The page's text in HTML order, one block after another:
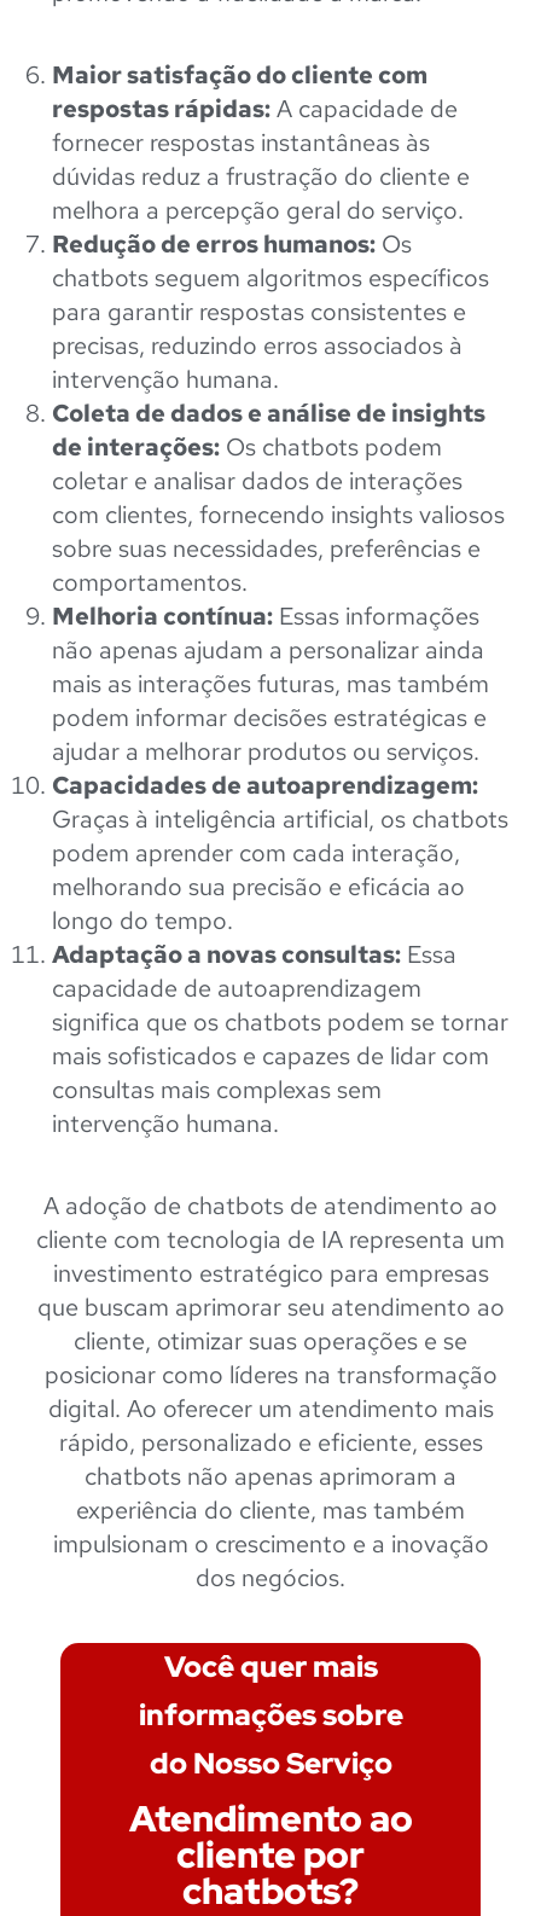
Maior satisfação do cliente com
respostas rápidas:A capacidade de
fornecer respostas instantâneas às
dúvidas reduz a frustração do cliente e
melhora a percepção geral do serviço.
Redução de erros humanos: Os
chatbots seguem algoritmos específicos
para garantir respostas consistentes e
precisas, reduzindo erros associados à
intervenção humana.
Coleta de dados e análise de insights
de interações: Os chatbots podem
coletar e analisar dados de interações
com clientes, fornecendo insights valiosos
sobre suas necessidades, preferências e
comportamentos.
Melhoria contínua: Essas informações
não apenas ajudam a personalizar ainda
mais as interações futuras, mas também
podem informar decisões estratégicas e
ajudar a melhorar produtos ou serviços.
Capacidades de autoaprendizagem:
Graças à inteligência artificial, os chatbots
podem aprender com cada interação,
melhorando sua precisão e eficácia ao
longo do tempo.
Adaptação a novas consultas: Essa
capacidade de autoaprendizagem
significa que os chatbots podem se tornar
mais sofisticados e capazes de lidar com
consultas mais complexas sem
intervenção humana.
A adoção de chatbots de atendimento ao
cliente com tecnologia de IA representa um
investimento estratégico para empresas
que buscam aprimorar seu atendimento ao
cliente, otimizar suas operações e se
posicionar como líderes na transformação
digital. Ao oferecer um atendimento mais
rápido, personalizado e eficiente, esses
chatbots não apenas aprimoram a
experiência do cliente, mas também
impulsionam o crescimento e a inovação
dos negócios.
Você quer mais
informações sobre
do Nosso Serviço
Atendimento ao
cliente por
chatbots?